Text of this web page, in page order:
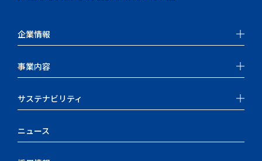
企業情報
事業内容
サステナビリティ
ニュース